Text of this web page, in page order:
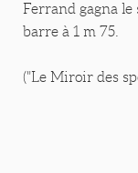
Ferrand gagna
barre à 1 m 75.
("Le Miroir des